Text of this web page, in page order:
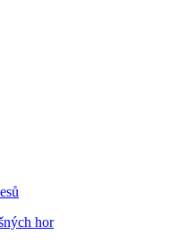
hor